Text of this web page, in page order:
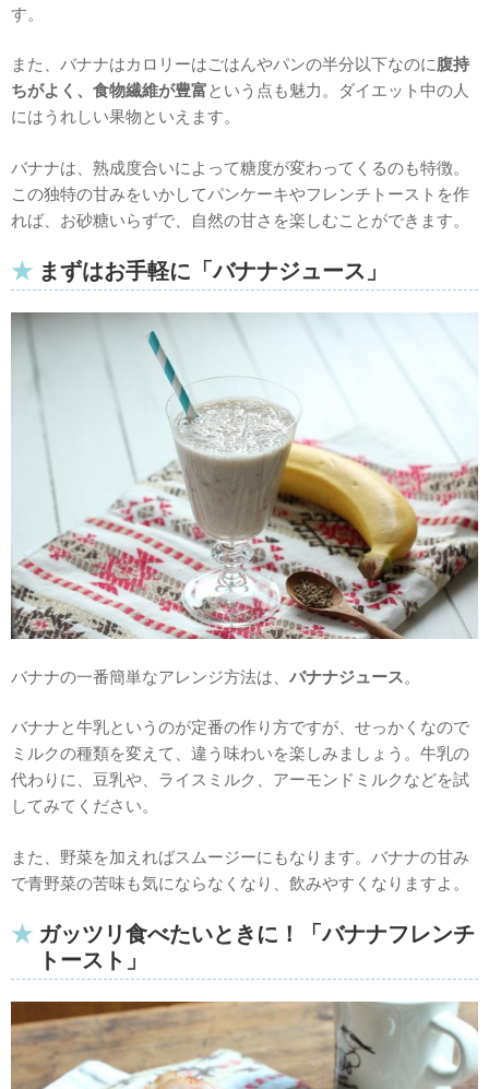
す。
また、バナナはカロリーはごはんやパンの半分以下なのに腹持
ちがよく、食物繊維が豊富という点も魅力。ダイエット中の人
にはうれしい果物といえます。
バナナは、熟成度合いによって糖度が変わってくるのも特徴。
この独特の甘みをいかしてパンケーキやフレンチトーストを作
れば、お砂糖いらずで、自然の甘さを楽しむことができます。
まずはお手軽に「バナナジュース」
バナナの一番簡単なアレンジ方法は、 バナナジュース。
バナナと牛乳というのが定番の作り方ですが、せっかくなので
ミルクの種類を変えて、違う味わいを楽しみましょう。牛乳の
代わりに、豆乳や、ライスミルク、アーモンドミルクなどを試
してみてください。
また、野菜を加えればスムージーにもなります。バナナの甘み
で青野菜の苦味も気にならなくなり、飲みやすくなりますよ。
ガッツリ食べたいときに！「バナナフレンチ
トースト」